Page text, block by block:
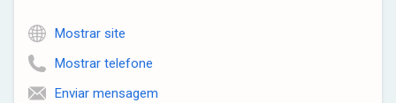
Mostrar site
Mostrar telefone
Enviar mensagem